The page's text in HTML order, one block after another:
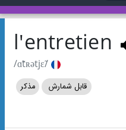
l'entretien
/ɑ̃tʀətjɛ̃/
قابل شمارش
مذکر